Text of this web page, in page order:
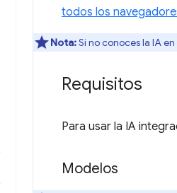
todos los
Nota:Si no conoces la IA
Requisitos
Para usar la IA
Modelos